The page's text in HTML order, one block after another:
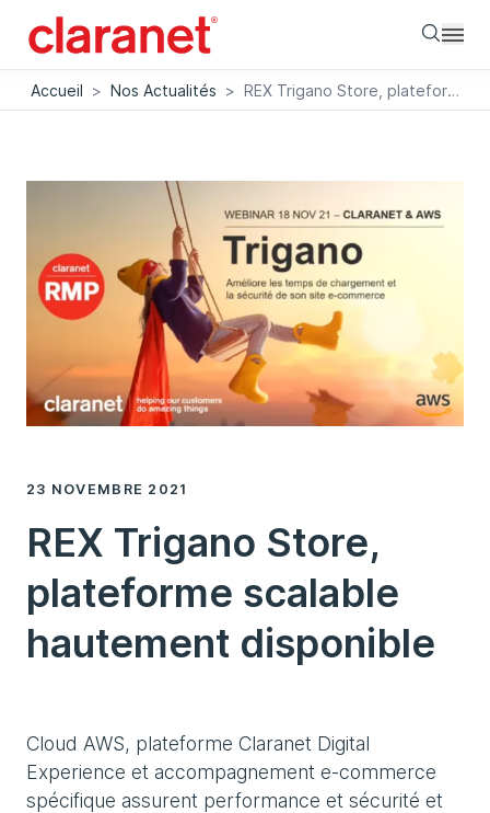
Accueil > Nos Actualités > REX Trigano Store, plateforme scalable hautement disponible
23 NOVEMBRE 2021
REX Trigano Store,
plateforme scalable
hautement disponible
Cloud AWS, plateforme Claranet Digital
Experience et accompagnement e-commerce
spécifique assurent performance et sécurité et